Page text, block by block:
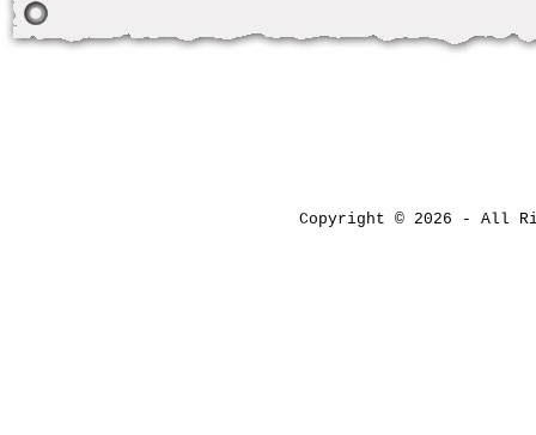
Copyright © 2026 - All